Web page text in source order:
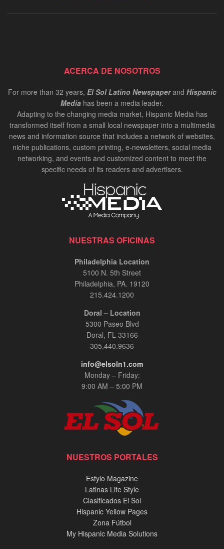
ACERCA DE NOSOTROS
For more than 32 years, El Sol Latino Newspaperand Hispanic
Media has been a media leader.
Adapting to the changing media market, Hispanic Media has
transformed itself from a small local newspaper into a multimedia
news and information source that includes a network of websites,
niche publications, custom printing, e-newsletters, social media
networking, and events and customized content to meet the
specific needs of its readers and advertisers.
NUESTRAS OFICINAS
Philadelphia Location
5100 N. 5th Street
Philadelphia, PA. 19120
215.424.1200
Doral – Location
5300 Paseo Blvd
Doral, FL 33166
305.440.9636
info@elsoln1.com
Monday – Friday:
9:00 AM – 5:00 PM
NUESTROS PORTALES
Estylo Magazine
Latinas Life Style
Clasificados El Sol
Hispanic Yellow Pages
Zona Fútbol
My Hispanic Media Solutions